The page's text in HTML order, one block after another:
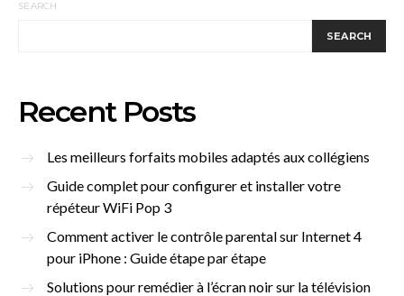
SEARCH
SEARCH
Recent Posts
Les meilleurs forfaits mobiles adaptés aux collégiens
Guide complet pour configurer et installer votre
répéteur WiFi Pop 3
Comment activer le contrôle parental sur Internet 4
pour iPhone : Guide étape par étape
Solutions pour remédier à l’écran noir sur la télévision